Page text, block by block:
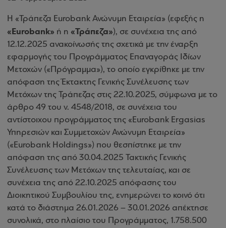
Η «Τράπεζα Eurobank Ανώνυμη Εταιρεία» (εφεξής η
«Eurobank» ή η «Τράπεζα»), σε συνέχεια της από
12.12.2025 ανακοίνωσής της σχετικά με την έναρξη
εφαρμογής του Προγράμματος Επαναγοράς Ιδίων
Μετοχών («Πρόγραμμα»), το οποίο εγκρίθηκε με την
απόφαση της Έκτακτης Γενικής Συνέλευσης των
Μετόχων της Τράπεζας στις 22.10.2025, σύμφωνα με το
άρθρο 49 του ν. 4548/2018, σε συνέχεια του
αντίστοιχου προγράμματος της «Eurobank Ergasias
Υπηρεσιών και Συμμετοχών Ανώνυμη Εταιρεία»
(«Eurobank Holdings») που θεσπίστηκε με την
απόφαση της από 30.04.2025 Τακτικής Γενικής
Συνέλευσης των Μετόχων της τελευταίας, και σε
συνέχεια της από 22.10.2025 απόφασης του
Διοικητικού Συμβουλίου της, ενημερώνει το κοινό ότι
κατά το διάστημα 26.01.2026 – 30.01.2026 απέκτησε
συνολικά, στο πλαίσιο του Προγράμματος, 1.758.500